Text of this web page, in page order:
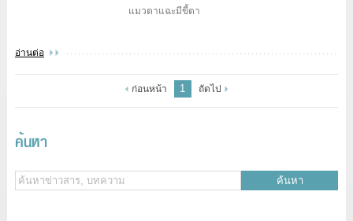
แมวตาแฉะมีขี้ตา
อ่านต่อ
ก่อนหน้า 1 ถัดไป
ค้นหา
ค้นหา